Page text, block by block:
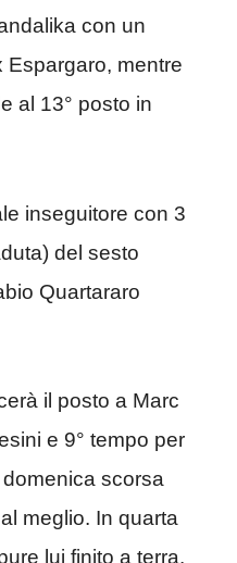
con un
Espargaro, mentre
al 13° posto in
inseguitore con 3
del sesto
Quartararo
il posto a Marc
e 9° tempo per
scorsa
meglio. In quarta
lui finito a terra.